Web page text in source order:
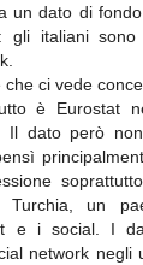
un dato di
gli italiani
ci vede
è Eurostat
Il dato però
un
e i social. I
network negli